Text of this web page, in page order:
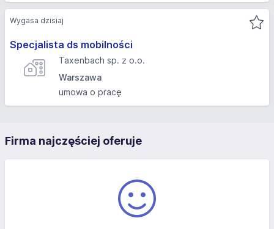
Specjalista ds mobilności
Taxenbach sp. z o.o.
Warszawa
umowa o pracę
Wygasa dzisiaj
Firma najczęściej oferuje